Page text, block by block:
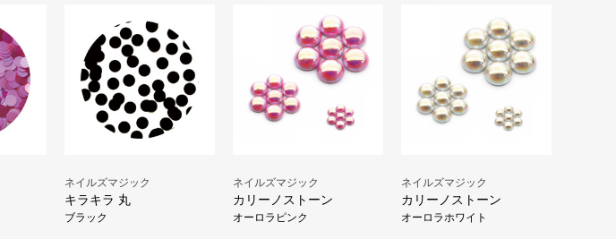
ネイルズマジック
キラキラ 丸
ブラック
ネイルズマジック
カリーノストーン
オーロラピンク
ネイルズマジック
カリーノストーン
オーロラホワイト